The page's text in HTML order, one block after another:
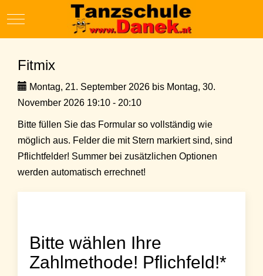
Mobile Menu Toggle
Fitmix
Montag, 21. September 2026 bis Montag, 30.
November 2026 19:10 - 20:10
Bitte füllen Sie das Formular so vollständig wie
möglich aus. Felder die mit Stern markiert sind, sind
Pflichtfelder! Summer bei zusätzlichen Optionen
werden automatisch errechnet!
Bitte wählen Ihre
Zahlmethode! Pflichfeld!*